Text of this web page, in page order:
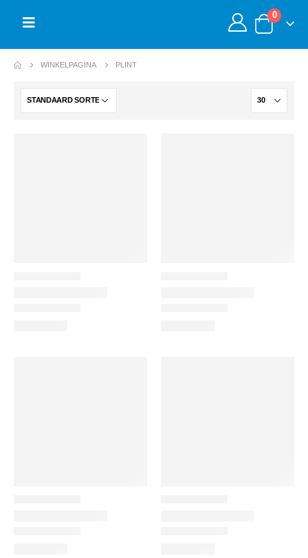
0
WINKELPAGINA PLINT